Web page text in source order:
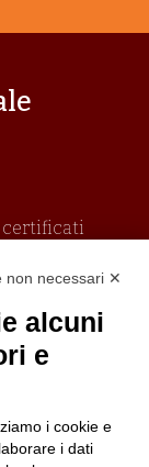
certificati
non necessari ✕
alcuni
e
i cookie e
i dati